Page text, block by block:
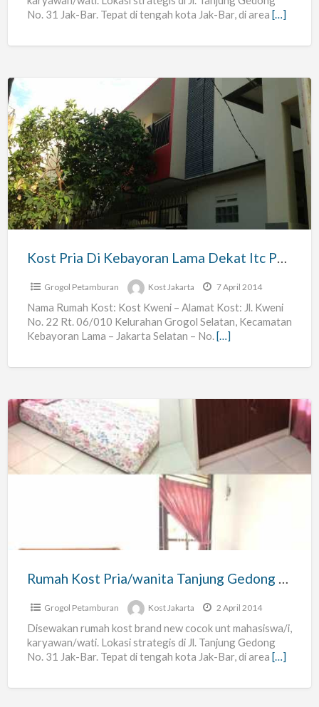
No. 31 Jak-Bar. Tepat di tengah kota Jak-Bar, di area […]
Kost
Pria
Di
Kebayoran
Lama
Dekat
Itc
Hijau
Kost Pria Di Kebayoran Lama Dekat Itc Permata Hijau
Grogol Petamburan Kost Jakarta 7 April 2014
Nama Rumah Kost: Kost Kweni – Alamat Kost: Jl. Kweni
No. 22 Rt. 06/010 Kelurahan Grogol Selatan, Kecamatan
Kebayoran Lama – Jakarta Selatan – No.[…]
Rumah
Pria/wanita
Jakarta
Rumah Kost Pria/wanita Tanjung Gedong 31 Jakarta
Grogol Petamburan Kost Jakarta 2 April 2014
Disewakan rumah kost brand new cocok unt mahasiswa/i,
karyawan/wati. Lokasi strategis di Jl. Tanjung Gedong
No. 31 Jak-Bar. Tepat di tengah kota Jak-Bar, di area […]